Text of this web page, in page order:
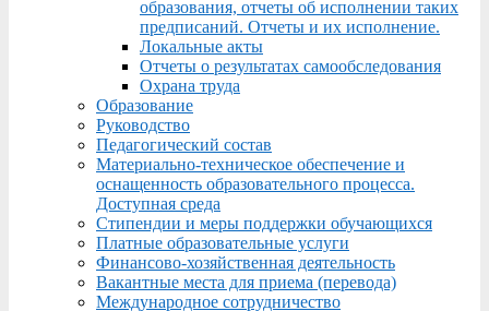
образования, отчеты об исполнении таких
предписаний. Отчеты и их исполнение.
Локальные акты
Отчеты о результатах самообследования
Охрана труда
Образование
Руководство
Педагогический состав
Материально-техническое обеспечение и
оснащенность образовательного процесса.
Доступная среда
Стипендии и меры поддержки обучающихся
Платные образовательные услуги
Финансово-хозяйственная деятельность
Вакантные места для приема (перевода)
Международное сотрудничество